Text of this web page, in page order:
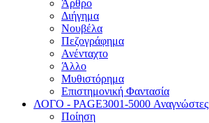
Άρθρο
Διήγημα
Νουβέλα
Πεζογράφημα
Ανένταχτο
Άλλο
Μυθιστόρημα
Επιστημονική Φαντασία
ΛΟΓΟ - PAGE3001-5000 Αναγνώστες
Ποίηση